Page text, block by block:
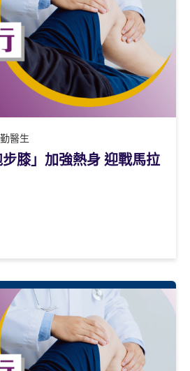
醫生
膝」加強熱身 迎戰馬拉